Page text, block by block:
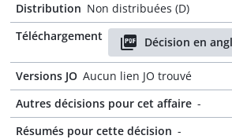
Distribution Non distribuées (D)
Téléchargement
Décision en
Versions JO Aucun lien JO trouvé
Autres décisions pour cet affaire -
Résumés pour cette décision -